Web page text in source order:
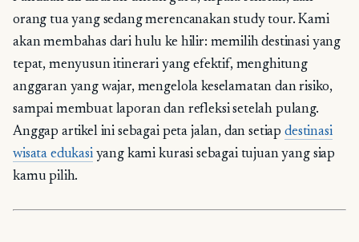
orang tua yang sedang merencanakan study tour. Kami
akan membahas dari hulu ke hilir: memilih destinasi yang
tepat, menyusun itinerari yang efektif, menghitung
anggaran yang wajar, mengelola keselamatan dan risiko,
sampai membuat laporan dan refleksi setelah pulang.
Anggap artikel ini sebagai peta jalan, dan setiap destinasi
wisata edukasiyang kami kurasi sebagai tujuan yang siap
kamu pilih.